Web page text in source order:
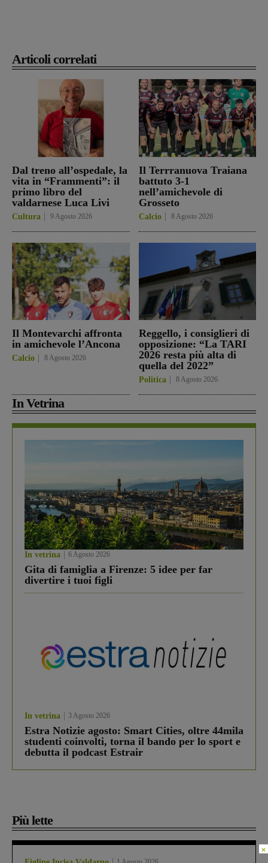
Articoli correlati
Dal treno all’ospedale, la
vita in “Frammenti”: il
primo libro del
valdarnese Luca Livi
Cultura 9 Agosto 2026
Il Terrranuova Traiana
battuto 3-1
nell’amichevole di
Grosseto
Calcio 8 Agosto 2026
Il Montevarchi affronta
in amichevole l’Ancona
Calcio 8 Agosto 2026
Reggello, i consiglieri di
opposizione: “La TARI
2026 resta più alta di
quella del 2022”
Politica 8 Agosto 2026
In Vetrina
In vetrina 6 Agosto 2026
Gita di famiglia a Firenze: 5 idee per far
divertire i tuoi figli
In vetrina 3 Agosto 2026
Estra Notizie agosto: Smart Cities, oltre 44mila
studenti coinvolti, torna il bando per lo sport e
debutta il podcast Estrair
Più lette
×